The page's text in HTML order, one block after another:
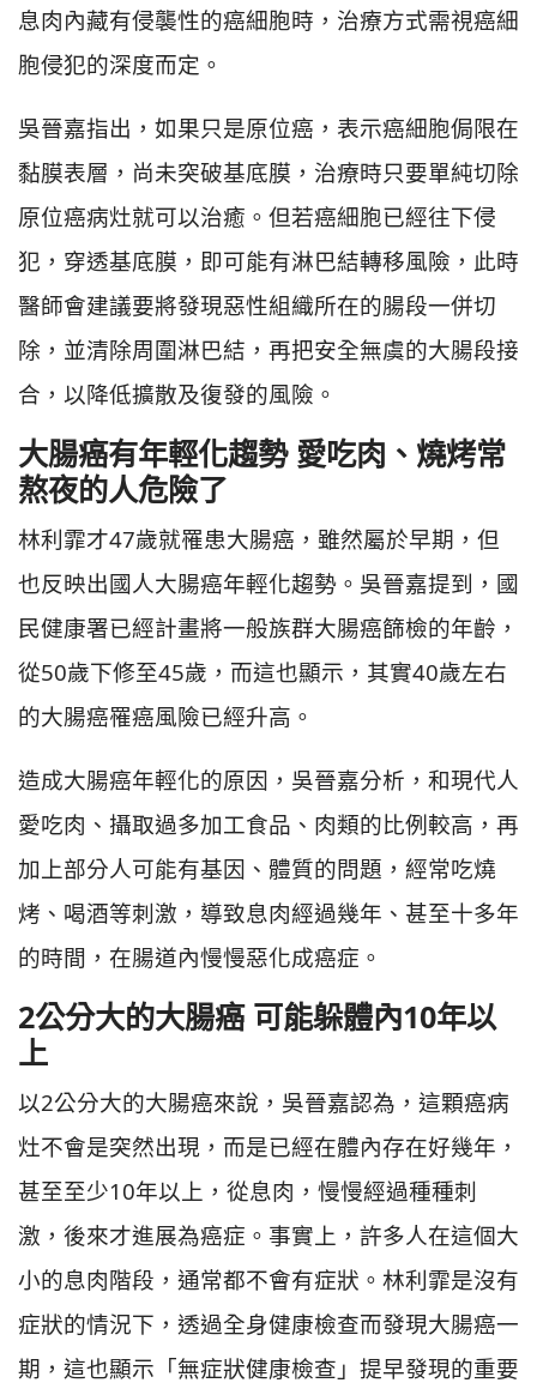
息肉內藏有侵襲性的癌細胞時，治療方式需視癌細
胞侵犯的深度而定。
吳晉嘉指出，如果只是原位癌，表示癌細胞侷限在
黏膜表層，尚未突破基底膜，治療時只要單純切除
原位癌病灶就可以治癒。但若癌細胞已經往下侵
犯，穿透基底膜，即可能有淋巴結轉移風險，此時
醫師會建議要將發現惡性組織所在的腸段一併切
除，並清除周圍淋巴結，再把安全無虞的大腸段接
合，以降低擴散及復發的風險。
大腸癌有年輕化趨勢 愛吃肉、燒烤常
熬夜的人危險了
林利霏才47歲就罹患大腸癌，雖然屬於早期，但
也反映出國人大腸癌年輕化趨勢。吳晉嘉提到，國
民健康署已經計畫將一般族群大腸癌篩檢的年齡，
從50歲下修至45歲，而這也顯示，其實40歲左右
的大腸癌罹癌風險已經升高。
造成大腸癌年輕化的原因，吳晉嘉分析，和現代人
愛吃肉、攝取過多加工食品、肉類的比例較高，再
加上部分人可能有基因、體質的問題，經常吃燒
烤、喝酒等刺激，導致息肉經過幾年、甚至十多年
的時間，在腸道內慢慢惡化成癌症。
2公分大的大腸癌 可能躲體內10年以
上
以2公分大的大腸癌來說，吳晉嘉認為，這顆癌病
灶不會是突然出現，而是已經在體內存在好幾年，
甚至至少10年以上，從息肉，慢慢經過種種刺
激，後來才進展為癌症。事實上，許多人在這個大
小的息肉階段，通常都不會有症狀。林利霏是沒有
症狀的情況下，透過全身健康檢查而發現大腸癌一
期，這也顯示「無症狀健康檢查」提早發現的重要